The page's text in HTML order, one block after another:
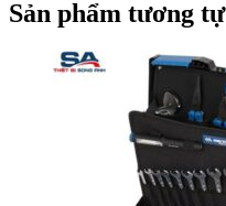
Sản phẩm tương tự